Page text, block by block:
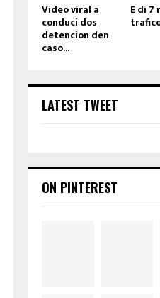
Video viral a
conduci dos
detencion den
caso...
E di 7
LATEST TWEET
ON PINTEREST